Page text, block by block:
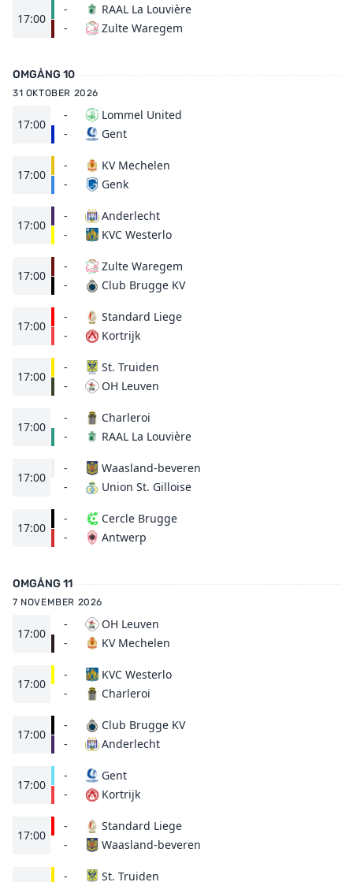
17:00
-
-
RAAL La Louvière
Zulte Waregem
OMGÅNG 10
31 OKTOBER 2026
17:00
-
-
Lommel United
Gent
17:00
-
-
KV Mechelen
Genk
17:00
-
-
Anderlecht
KVC Westerlo
17:00
-
-
Zulte Waregem
Club Brugge KV
17:00
-
-
Standard Liege
Kortrijk
17:00
-
-
St. Truiden
OH Leuven
17:00
-
-
Charleroi
RAAL La Louvière
17:00
-
-
Waasland-beveren
Union St. Gilloise
17:00
-
-
Cercle Brugge
Antwerp
OMGÅNG 11
7 NOVEMBER 2026
17:00
-
-
OH Leuven
KV Mechelen
17:00
-
-
KVC Westerlo
Charleroi
17:00
-
-
Club Brugge KV
Anderlecht
17:00
-
-
Gent
Kortrijk
17:00
-
-
Standard Liege
Waasland-beveren
-
St. Truiden